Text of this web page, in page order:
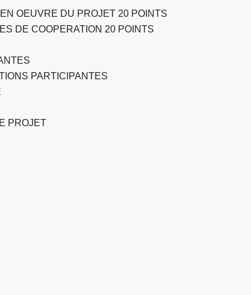
OEUVRE DU PROJET 20 POINTS
DE COOPERATION 20 POINTS
PARTICIPANTES
PROJET